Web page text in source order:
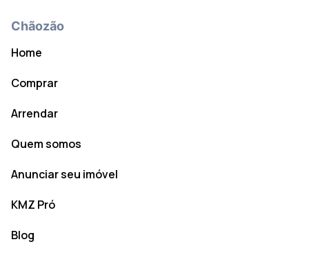
Chãozão
Home
Comprar
Arrendar
Quem somos
Anunciar seu imóvel
KMZ Pró
Blog